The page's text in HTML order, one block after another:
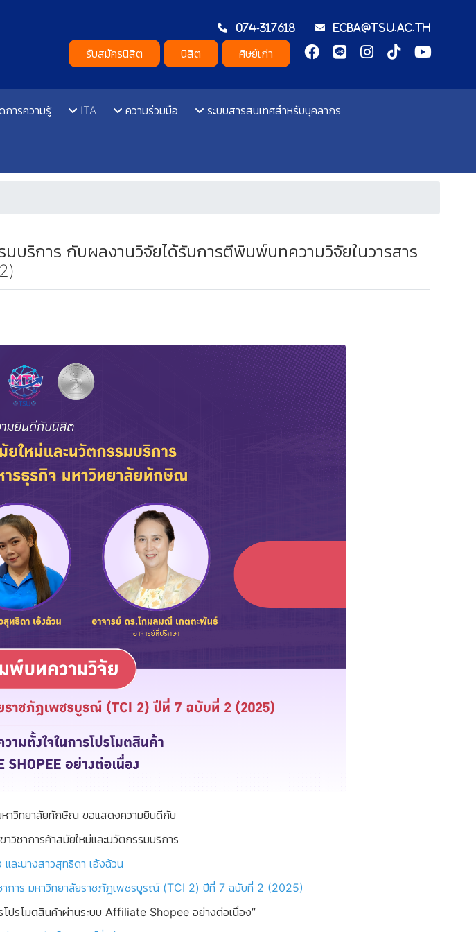
074-317618 ecba@tsu.ac.th
รับสมัครนิสิต นิสิต ศิษย์เก่า
การความรู้ ITA ความร่วมมือ ระบบสารสนเทศสำหรับบุคลากร
ริการ กับผลงานวิจัยได้รับการตีพิมพ์บทความวิจัยในวารสาร
หาวิทยาลัยทักษิณ ขอแสดงความยินดีกับ
ชาการค้าสมัยใหม่และนวัตกรรมบริการ
ละนางสาวสุทธิดา เอ้งฉ้วน
าการ มหาวิทยาลัยราชภัฎเพชรบูรณ์ (TCI 2) ปีที่ 7 ฉบับที่ 2 (2025)
ปรโมตสินค้าผ่านระบบ Affiliate Shopee อย่างต่อเนื่อง”